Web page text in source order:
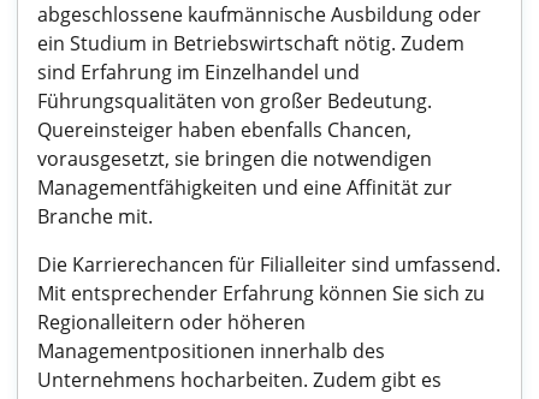
abgeschlossene kaufmännische Ausbildung oder
ein Studium in Betriebswirtschaft nötig. Zudem
sind Erfahrung im Einzelhandel und
Führungsqualitäten von großer Bedeutung.
Quereinsteiger haben ebenfalls Chancen,
vorausgesetzt, sie bringen die notwendigen
Managementfähigkeiten und eine Affinität zur
Branche mit.
Die Karrierechancen für Filialleiter sind umfassend.
Mit entsprechender Erfahrung können Sie sich zu
Regionalleitern oder höheren
Managementpositionen innerhalb des
Unternehmens hocharbeiten. Zudem gibt es